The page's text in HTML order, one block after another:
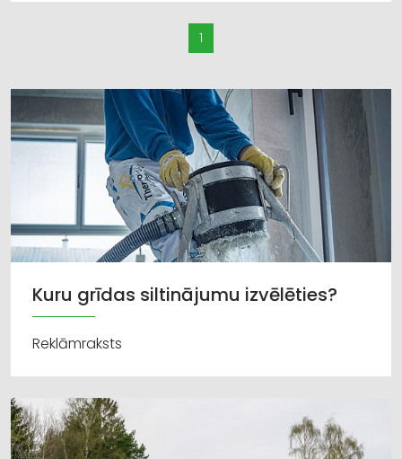
1
Kuru grīdas siltinājumu izvēlēties?
Reklāmraksts